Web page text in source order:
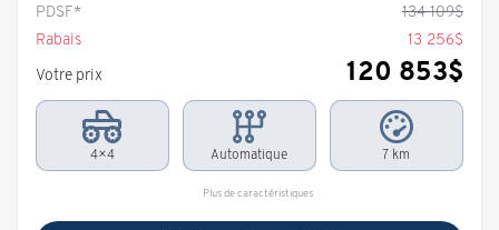
PDSF*
134 109$
Rabais
13 256$
Votre prix
120 853$
4×4 Automatique 7 km
Plus de caractéristiques